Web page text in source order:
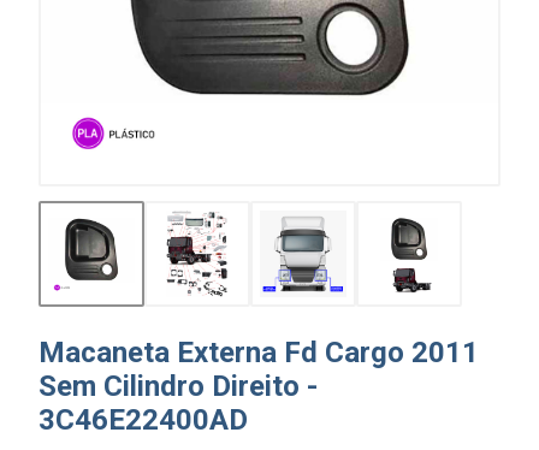
Macaneta Externa Fd Cargo 2011
Sem Cilindro Direito -
3C46E22400AD